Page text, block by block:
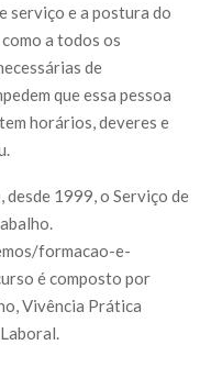
serviço e a postura do
a todos os
de
que essa pessoa
horários, deveres e
desde 1999, o Serviço de
formacao-e-
é composto por
Vivência Prática